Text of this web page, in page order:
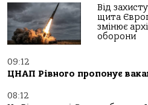
Від
щита
змінює
оборони
09:12
ЦНАП Рівного пропонує
08:12